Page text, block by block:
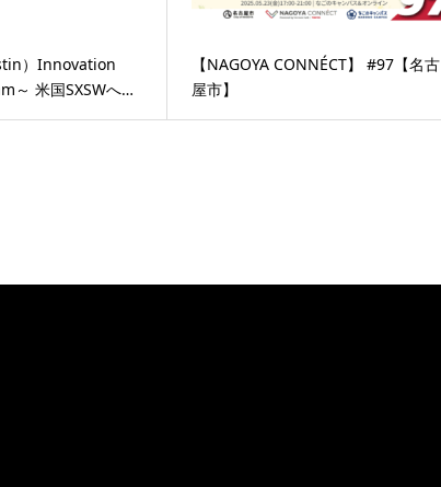
）Innovation
～ 米国SXSWへ…
【NAGOYA CONNÉCT】 #97【名古
屋市】